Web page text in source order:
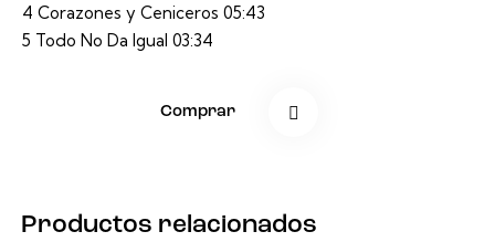
4 Corazones y Ceniceros 05:43
5 Todo No Da Igual 03:34
Comprar
Productos relacionados